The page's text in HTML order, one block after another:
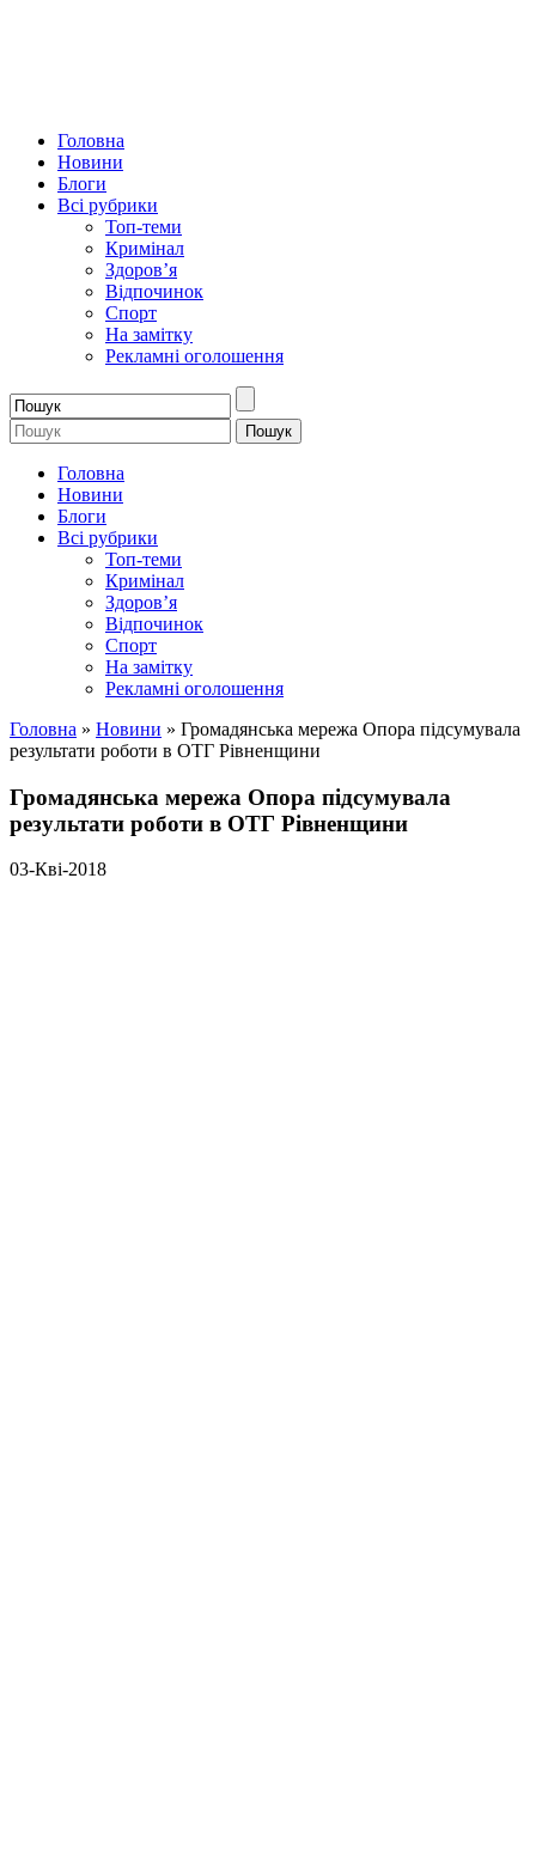
Головна
Новини
Блоги
Всі рубрики
Топ-теми
Кримінал
Здоров’я
Відпочинок
Спорт
На замітку
Рекламні оголошення
Головна
Новини
Блоги
Всі рубрики
Топ-теми
Кримінал
Здоров’я
Відпочинок
Спорт
На замітку
Рекламні оголошення
Головна » Новини » Громадянська мережа Опора підсумувала
результати роботи в ОТГ Рівненщини
Громадянська мережа Опора підсумувала
результати роботи в ОТГ Рівненщини
03-Кві-2018